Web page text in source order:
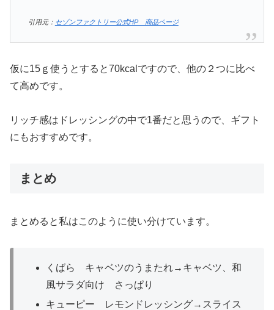
引用元： セゾンファクトリー公式HP 商品ページ
仮に15ｇ使うとすると70kcalですので、他の２つに比べ
て高めです。
リッチ感はドレッシングの中で1番だと思うので、ギフト
にもおすすめです。
まとめ
まとめると私はこのように使い分けています。
くばら キャベツのうまたれ→キャベツ、和
風サラダ向け さっぱり
キューピー レモンドレッシング→スライス